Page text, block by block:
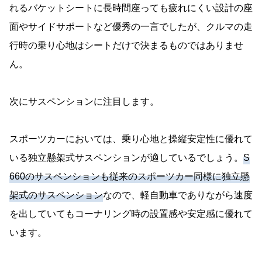
れるバケットシートに長時間座っても疲れにくい設計の座
面やサイドサポートなど優秀の一言でしたが、クルマの走
行時の乗り心地はシートだけで決まるものではありませ
ん。
次にサスペンションに注目します。
スポーツカーにおいては、乗り心地と操縦安定性に優れて
いる独立懸架式サスペンションが適しているでしょう。 S
660のサスペンションも従来のスポーツカー同様に独立懸
架式のサスペンションなので、軽自動車でありながら速度
を出していてもコーナリング時の設置感や安定感に優れて
います。